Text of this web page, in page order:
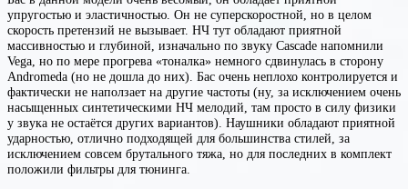
упругостью и эластичностью. Он не суперскоростной, но в целом
скорость претензий не вызывает. НЧ тут обладают приятной
массивностью и глубиной, изначально по звуку Cascade напомнили
Vega, но по мере прогрева «тоналка» немного сдвинулась в сторону
Andromeda (но не дошла до них). Бас очень неплохо контролируется и
фактически не наползает на другие частоты (ну, за исключением очень
насыщенных синтетическими НЧ мелодий, там просто в силу физики
у звука не остаётся других вариантов). Наушники обладают приятной
ударностью, отлично подходящей для большинства стилей, за
исключением совсем брутального тяжа, но для последних в комплект
положили фильтры для тюнинга.